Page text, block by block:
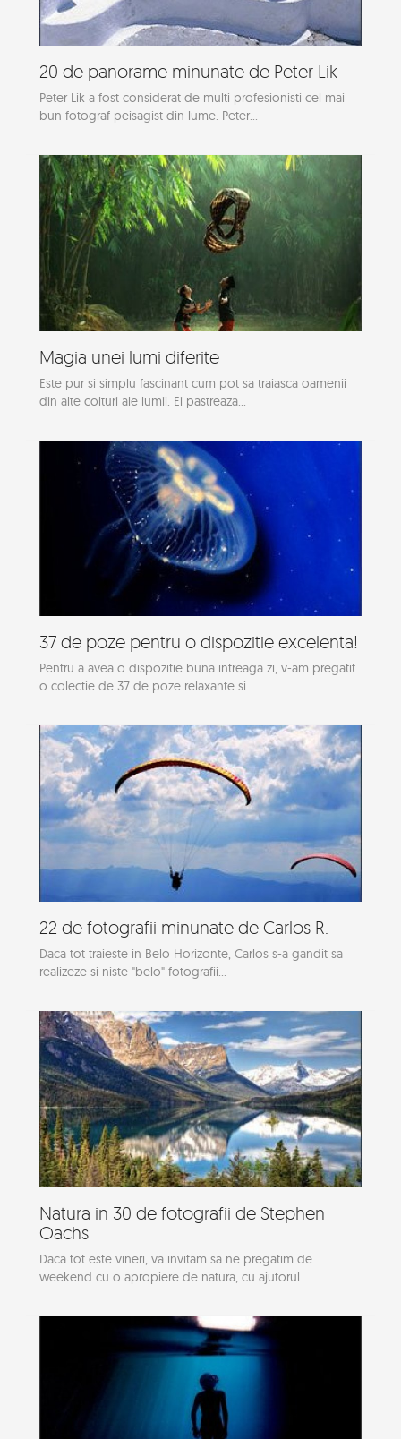
20 de panorame minunate de Peter Lik
Peter Lik a fost considerat de multi profesionisti cel mai
bun fotograf peisagist din lume. Peter...
Magia unei lumi diferite
Este pur si simplu fascinant cum pot sa traiasca oamenii
din alte colturi ale lumii. Ei pastreaza...
37 de poze pentru o dispozitie excelenta!
Pentru a avea o dispozitie buna intreaga zi, v-am pregatit
o colectie de 37 de poze relaxante si...
22 de fotografii minunate de Carlos R.
Daca tot traieste in Belo Horizonte, Carlos s-a gandit sa
realizeze si niste "belo" fotografii...
Natura in 30 de fotografii de Stephen
Oachs
Daca tot este vineri, va invitam sa ne pregatim de
weekend cu o apropiere de natura, cu ajutorul...